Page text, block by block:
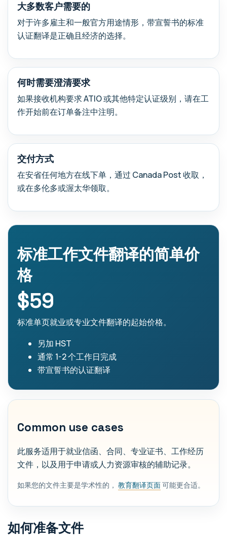
大多数客户需要的
对于许多雇主和一般官方用途情形，带宣誓书的标准
认证翻译是正确且经济的选择。
何时需要澄清要求
如果接收机构要求 ATIO 或其他特定认证级别，请在工
作开始前在订单备注中注明。
交付方式
在安省任何地方在线下单，通过 Canada Post 收取，
或在多伦多或渥太华领取。
标准工作文件翻译的简单价
格
$59
标准单页就业或专业文件翻译的起始价格。
另加 HST
通常 1-2 个工作日完成
带宣誓书的认证翻译
Common use cases
此服务适用于就业信函、合同、专业证书、工作经历
文件，以及用于申请或人力资源审核的辅助记录。
如果您的文件主要是学术性的， 教育翻译页面可能更合适。
如何准备文件